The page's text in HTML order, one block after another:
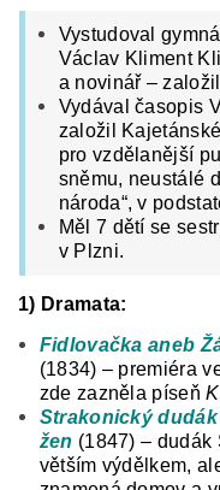
Vystudoval
Václav Kliment
a novinář –
Vydával časopis
založil
pro vzdělanější
sněmu, neustálé
národa“, v
Měl 7 dětí se
v Plzni.
1) Dramata:
Fidlovačka aneb
(1834) – premiéra
zde zazněla píseň
Strakonický
žen (1847) – dudák
větším výdělkem,